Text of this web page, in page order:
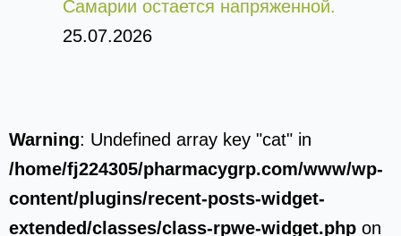
Самарии остается напряженной.
25.07.2026
Warning: Undefined array key "cat" in
/home/fj224305/pharmacygrp.com/www/wp-
content/plugins/recent-posts-widget-
extended/classes/class-rpwe-widget.php on